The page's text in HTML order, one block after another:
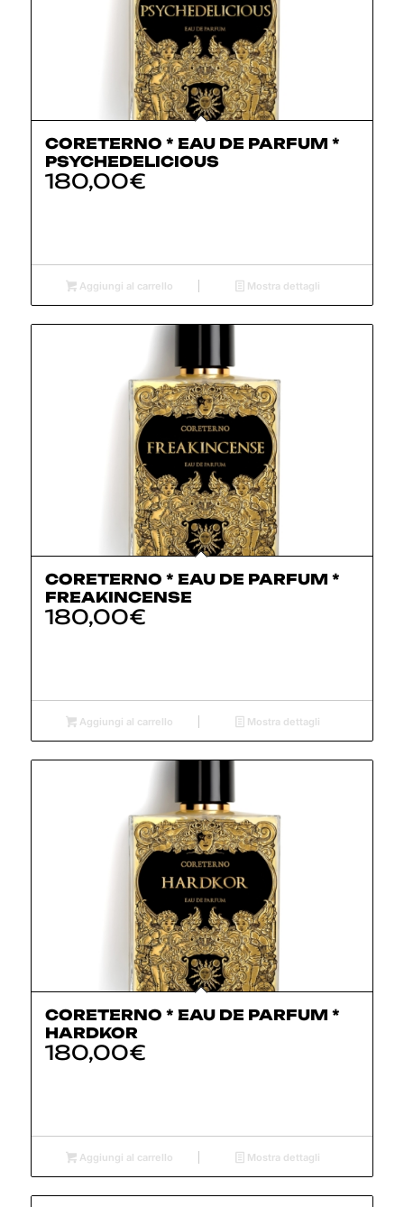
CORETERNO * EAU DE PARFUM *
PSYCHEDELICIOUS
180,00€
Aggiungi al carrello Mostra dettagli
CORETERNO * EAU DE PARFUM *
FREAKINCENSE
180,00€
Aggiungi al carrello Mostra dettagli
CORETERNO * EAU DE PARFUM *
HARDKOR
180,00€
Aggiungi al carrello Mostra dettagli